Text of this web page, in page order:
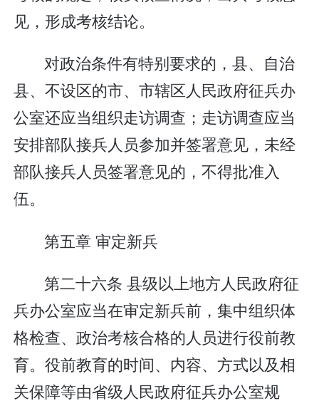
见，形成考核结论。
对政治条件有特别要求的，县、自治
县、不设区的市、市辖区人民政府征兵办
公室还应当组织走访调查；走访调查应当
安排部队接兵人员参加并签署意见，未经
部队接兵人员签署意见的，不得批准入
伍。
第五章 审定新兵
第二十六条 县级以上地方人民政府征
兵办公室应当在审定新兵前，集中组织体
格检查、政治考核合格的人员进行役前教
育。役前教育的时间、内容、方式以及相
关保障等由省级人民政府征兵办公室规